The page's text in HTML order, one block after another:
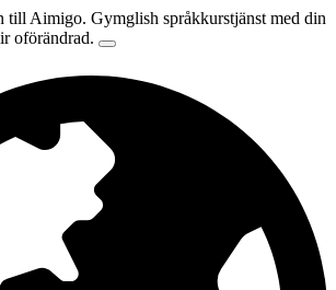
till Aimigo. Gymglish språkkurstjänst med din
oförändrad.